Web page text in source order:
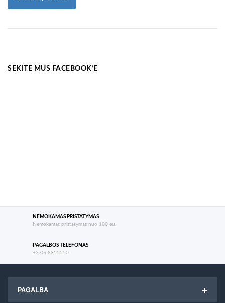
SEKITE MUS FACEBOOK’E
NEMOKAMAS PRISTATYMAS
Nemokamas pristatymas nuo 100 eu.
PAGALBOS TELEFONAS
+37068355550
PAGALBA